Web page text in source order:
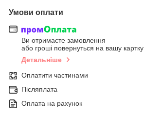
Умови оплати
Ви отримаєте замовлення
або гроші повернуться на вашу картку
Детальніше
Оплатити частинами
Післяплата
Оплата на рахунок